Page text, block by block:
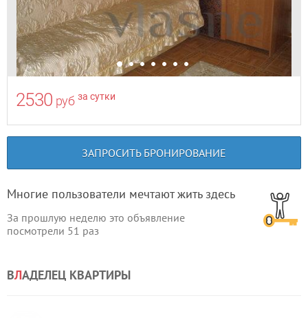
2530 руб за сутки
ЗАПРОСИТЬ БРОНИРОВАНИЕ
Многие пользователи мечтают жить здесь
За прошлую неделю это объявление
посмотрели 51 раз
ВЛАДЕЛЕЦ КВАРТИРЫ